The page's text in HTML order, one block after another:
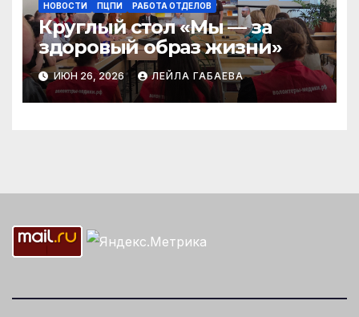
НОВОСТИ ПЦПИ РАБОТА ОТДЕЛОВ
Круглый стол «Мы — за
здоровый образ жизни»
ИЮН 26, 2026 ЛЕЙЛА ГАБАЕВА